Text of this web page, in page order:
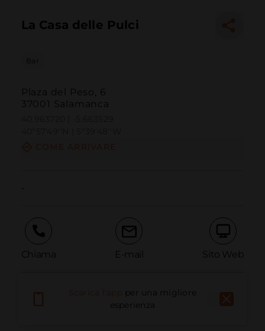
La Casa delle Pulci
Bar
Plaza del Peso, 6
37001 Salamanca
Chiama E-mail Sito Web
Segnala problemaper una migliore
esperienza